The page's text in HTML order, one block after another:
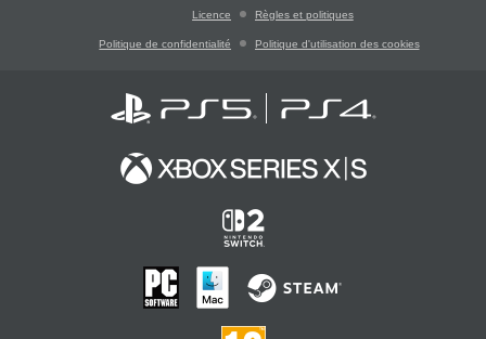
Licence Règles et politiques
Politique de confidentialité Politique d'utilisation des cookies